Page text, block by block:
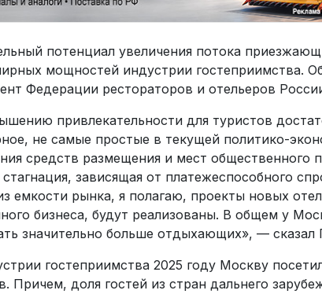
потенциал увеличения потока
мощностей индустрии гостеприимства.
Федерации рестораторов и отельеров
привлекательности для туристов
не самые простые в текущей политико-
средств размещения и мест общественного
зависящая от платежеспособного
емкости рынка, я полагаю, проекты новых
бизнеса, будут реализованы. В общем у
значительно больше отдыхающих», — сказал
гостеприимства 2025 году Москву
Причем, доля гостей из стран дальнего